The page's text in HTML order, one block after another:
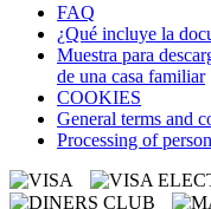
FAQ
¿Qué incluye la
Muestra para
de una casa familiar
COOKIES
General terms and
Processing of